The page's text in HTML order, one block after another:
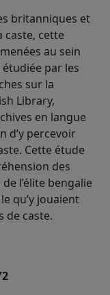
britanniques et
caste, cette
au sein
étudiée par les
sur la
Library,
en langue
d’y percevoir
Cette étude
des
l’élite bengalie
qu’y jouaient
de caste.